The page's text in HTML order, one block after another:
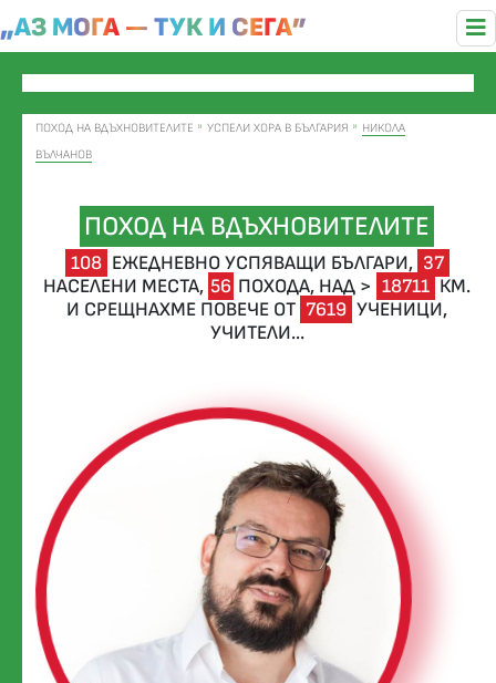
„АЗ МОГА — ТУК И СЕГА”
ПОХОД НА ВДЪХНОВИТЕЛИТЕ УСПЕЛИ ХОРА В БЪЛГАРИЯ
НИКОЛА
ВЪЛЧАНОВ
ПОХОД НА ВДЪХНОВИТЕЛИТЕ
108 ЕЖЕДНЕВНО УСПЯВАЩИ БЪЛГАРИ, 37
НАСЕЛЕНИ МЕСТА, 56 ПОХОДА, НАД > 18711 КМ.
И СРЕЩНАХМЕ ПОВЕЧЕ ОТ 7619 УЧЕНИЦИ,
УЧИТЕЛИ...